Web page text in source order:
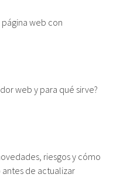
web con
web y para qué sirve?
riesgos y cómo
de actualizar